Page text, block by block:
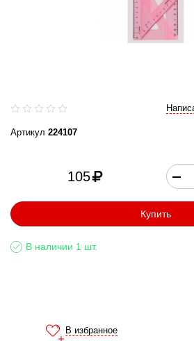
Артикул 224107
105
Купить
В наличии 1 шт.
В избранное